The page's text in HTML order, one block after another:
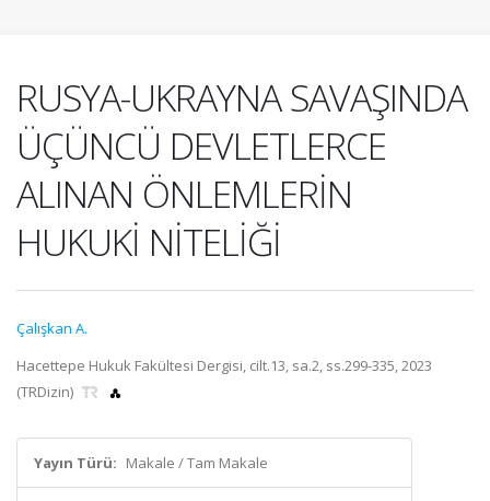
RUSYA-UKRAYNA SAVAŞINDA
ÜÇÜNCÜ DEVLETLERCE
ALINAN ÖNLEMLERİN
HUKUKİ NİTELİĞİ
Çalışkan A.
Hacettepe Hukuk Fakültesi Dergisi, cilt.13, sa.2, ss.299-335, 2023
(TRDizin)
Yayın Türü: Makale / Tam Makale